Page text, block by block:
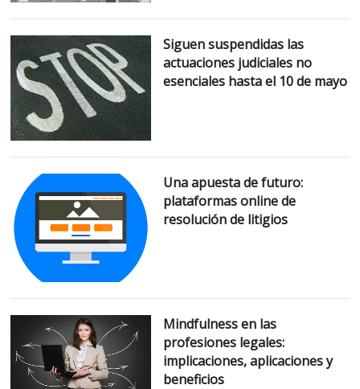
Siguen suspendidas las
actuaciones judiciales no
esenciales hasta el 10 de mayo
Una apuesta de futuro:
plataformas online de
resolución de litigios
Mindfulness en las
profesiones legales:
implicaciones, aplicaciones y
beneficios